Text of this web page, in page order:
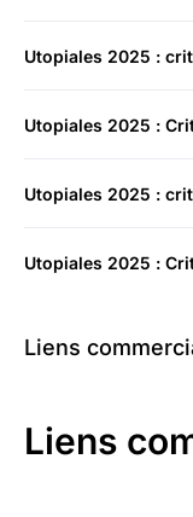
Utopiales 2025 :
Utopiales 2025 :
Utopiales 2025 :
Utopiales 2025 :
Liens
Liens